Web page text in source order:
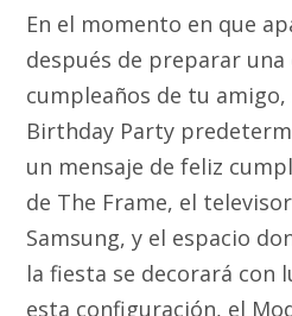
En el momento en que
después de preparar
cumpleaños de tu
Birthday Party
un mensaje de feliz
de The Frame, el
Samsung, y el espacio
la fiesta se decorará con
esta configuración, el